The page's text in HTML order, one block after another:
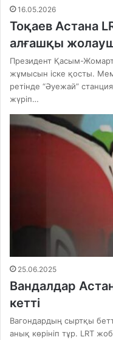
16.05.2026
Тоқаев Aстана
алғашқы
Президент Қасым-
жұмысын іске қосты.
ретінде “Әуежай”
жүріп…
25.06.2025
Вандалдар
кетті
Вагондардың сыртқы
анық көрініп тұр. LRT